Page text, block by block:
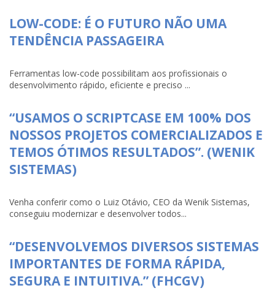
LOW-CODE: É O FUTURO NÃO UMA
TENDÊNCIA PASSAGEIRA
Ferramentas low-code possibilitam aos profissionais o
desenvolvimento rápido, eficiente e preciso ...
“USAMOS O SCRIPTCASE EM 100% DOS
NOSSOS PROJETOS COMERCIALIZADOS E
TEMOS ÓTIMOS RESULTADOS”. (WENIK
SISTEMAS)
Venha conferir como o Luiz Otávio, CEO da Wenik Sistemas,
conseguiu modernizar e desenvolver todos...
“DESENVOLVEMOS DIVERSOS SISTEMAS
IMPORTANTES DE FORMA RÁPIDA,
SEGURA E INTUITIVA.” (FHCGV)